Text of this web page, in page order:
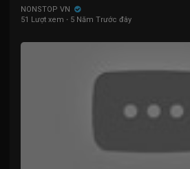
NONSTOP VN
51 Lượt xem · 5 Năm Trước đây